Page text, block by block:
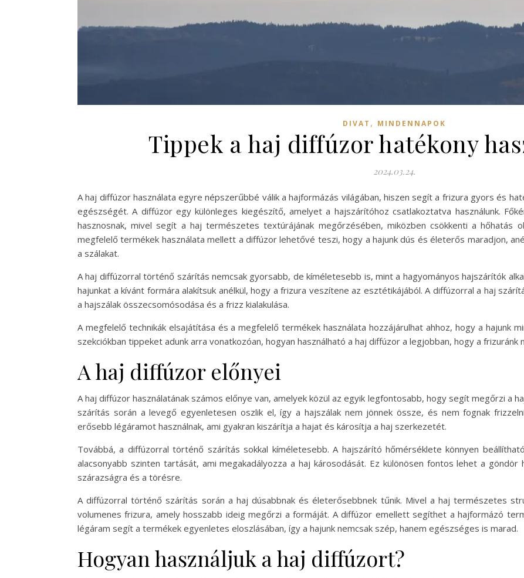
DIVAT , MINDENNAPOK
Tippek a haj diffúzor hatékony
2024.03.24.
A haj diffúzor használata egyre népszerűbbé válik a hajformázás világában, hiszen segít a frizura gyors és
egészségét. A diffúzor egy különleges kiegészítő, amelyet a hajszárítóhoz csatlakoztatva használunk.
hasznosnak, mivel segít a haj természetes textúrájának megőrzésében, miközben csökkenti a hőhatás
megfelelő termékek használata mellett a diffúzor lehetővé teszi, hogy a hajunk dús és életerős maradjon,
a szálakat.
A haj diffúzorral történő szárítás nemcsak gyorsabb, de kíméletesebb is, mint a hagyományos hajszárítók
hajunkat a kívánt formára alakítsuk anélkül, hogy a frizura veszítene az esztétikájából. A diffúzorral a haj
a hajszálak összecsomósodása és a frizz kialakulása.
A megfelelő technikák elsajátítása és a megfelelő termékek használata hozzájárulhat ahhoz, hogy a hajunk
szekciókban tippeket adunk arra vonatkozóan, hogyan használható a haj diffúzor a legjobban, hogy a
A haj diffúzor előnyei
A haj diffúzor használatának számos előnye van, amelyek közül az egyik legfontosabb, hogy segít megőrzi
szárítás során a levegő egyenletesen oszlik el, így a hajszálak nem jönnek össze, és nem fognak
erősebb légáramot használnak, ami gyakran kiszárítja a hajat és károsítja a haj szerkezetét.
Továbbá, a diffúzorral történő szárítás sokkal kíméletesebb. A hajszárító hőmérséklete könnyen
alacsonyabb szinten tartását, ami megakadályozza a haj károsodását. Ez különösen fontos lehet a
szárazságra és a törésre.
A diffúzorral történő szárítás során a haj dúsabbnak és életerősebbnek tűnik. Mivel a haj természetes
volumenes frizura, amely hosszabb ideig megőrzi a formáját. A diffúzor emellett segíthet a hajformázó
légáram segít a termékek egyenletes eloszlásában, így a hajunk nemcsak szép, hanem egészséges is marad.
Hogyan használjuk a haj diffúzort?